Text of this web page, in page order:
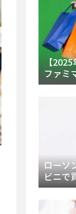
【
ファミ
ーは売
類・
ローソ
ビニで
とエッ
を徹底